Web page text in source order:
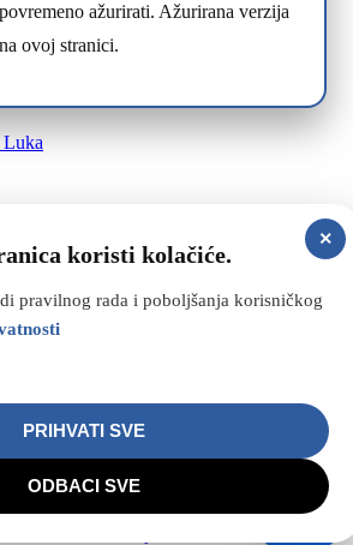
ažurirati. Ažurirana verzija
ovoj stranici.
Luka
Politika kolačića
(Impressum)
Rent a car DRIVE | All Rights Reserved |
×
koristi kolačiće.
pravilnog rada i poboljšanja korisničkog
PRIHVATI SVE
ODBACI SVE